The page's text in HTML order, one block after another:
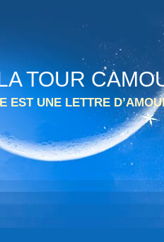
TOUR
EST UNE LETTRE